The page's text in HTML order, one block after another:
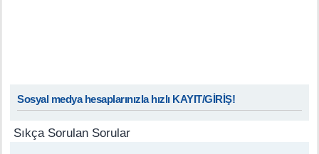
Sosyal medya hesaplarınızla hızlı KAYIT/GİRİŞ!
Sıkça Sorulan Sorular